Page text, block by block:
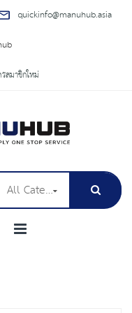
quickinfo@manuhub.asia
สมาชิกใหม่
All Categories